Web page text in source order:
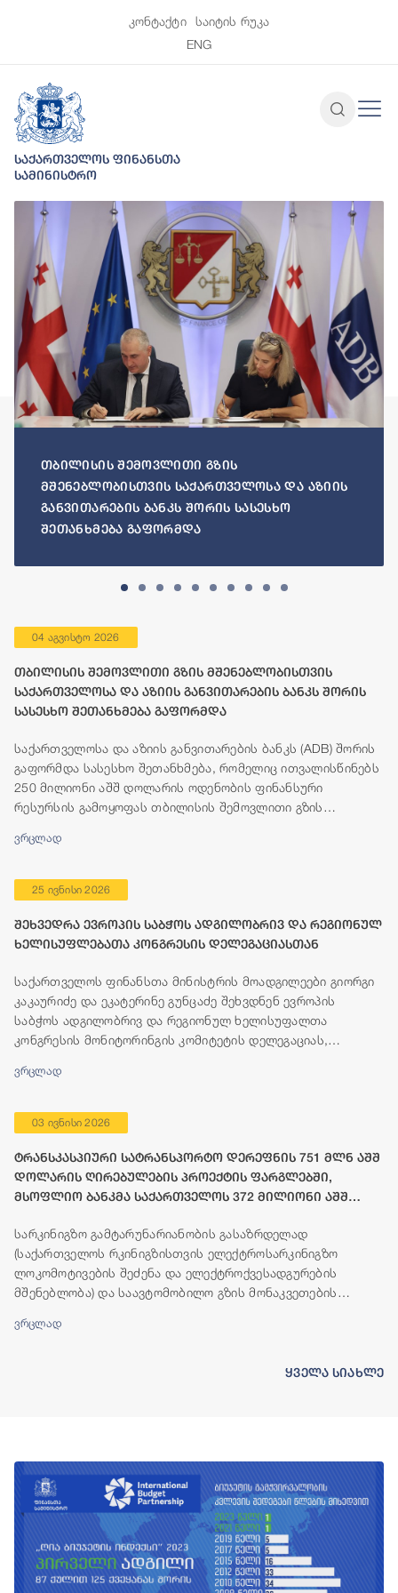
კონტაქტი
საიტის რუკა
ENG
საქართველოს ფინანსთა
სამინისტრო
თბილისის შემოვლითი გზის
მშენებლობისთვის საქართველოსა და აზიის
განვითარების ბანკს შორის სასესხო
შეთანხმება გაფორმდა
04 აგვისტო 2026
თბილისის შემოვლითი გზის მშენებლობისთვის
საქართველოსა და აზიის განვითარების ბანკს შორის
სასესხო შეთანხმება გაფორმდა
საქართველოსა და აზიის განვითარების ბანკს (ADB) შორის
გაფორმდა სასესხო შეთანხმება, რომელიც ითვალისწინებს
250 მილიონი აშშ დოლარის ოდენობის ფინანსური
რესურსის გამოყოფას თბილისის შემოვლითი გზის
ვრცლად
25 ივნისი 2026
შეხვედრა ევროპის საბჭოს ადგილობრივ და რეგიონულ
ხელისუფლებათა კონგრესის დელეგაციასთან
საქართველოს ფინანსთა მინისტრის მოადგილეები გიორგი
კაკაურიძე და ეკატერინე გუნცაძე შეხვდნენ ევროპის
საბჭოს ადგილობრივ და რეგიონულ ხელისუფალთა
კონგრესის მონიტორინგის კომიტეტის დელეგაციას,
პერიოდში იმყოფება თბილისში.
ვრცლად
03 ივნისი 2026
ტრანსკასპიური სატრანსპორტო დერეფნის 751 მლნ აშშ
დოლარის ღირებულების პროექტის ფარგლებში,
მსოფლიო ბანკმა საქართველოს 372 მილიონი აშშ
სარკინიგზო გამტარუნარიანობის გასაზრდელად
(საქართველოს რკინიგზისთვის ელექტროსარკინიგზო
ლოკომოტივების შეძენა და ელექტროქვესადგურების
მშენებლობა) და საავტომობილო გზის მონაკვეთების
მშენებლობისთვის, მსოფლიო ბანკის ჯგუფი საქართველოს
ვრცლად
ყველა სიახლე